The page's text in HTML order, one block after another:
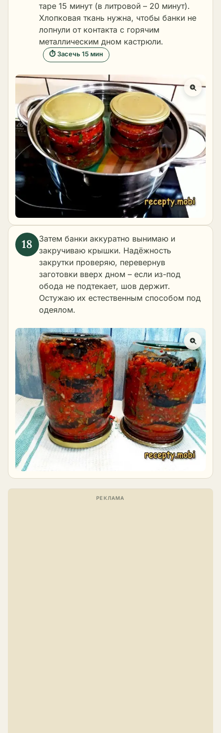
таре 15 минут (в литровой – 20 минут).
Хлопковая ткань нужна, чтобы банки не
лопнули от контакта с горячим
металлическим дном кастрюли.
⏱ Засечь 15 мин
Затем банки аккуратно вынимаю и
закручиваю крышки. Надёжность
закрутки проверяю, перевернув
заготовки вверх дном – если из-под
обода не подтекает, шов держит.
Остужаю их естественным способом под
одеялом.